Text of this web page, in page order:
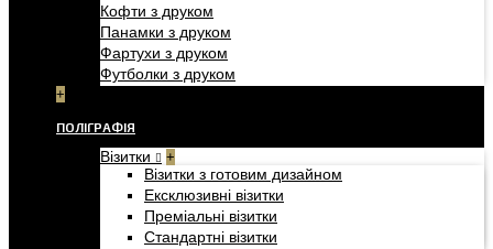
Кофти з друком
Панамки з друком
Фартухи з друком
Футболки з друком
+
ПОЛІГРАФІЯ
Візитки +
Візитки з готовим дизайном
Ексклюзивні візитки
Преміальні візитки
Стандартні візитки